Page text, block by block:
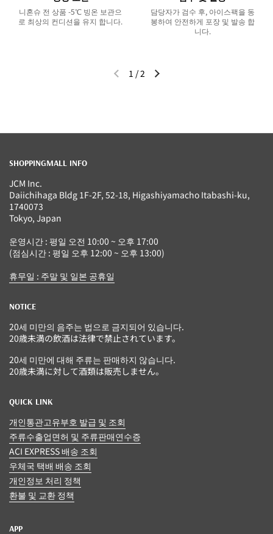
니혼슈 전 상품 -5℃ 빙온 보관으
로 최상의 컨디션을 유지 합니다.
담당자가 검수 후, 아이스팩을 동
봉하여 안전하게 포장 및 발송 합
니다.
이전 슬라이드다음 슬라이드
1 /2
SHOPPINGMALL INFO
JCM Inc.
Daiichihaga Bldg 1F-2F, 52-18, Higashiyamacho Itabashi-ku,
1740073
Tokyo, Japan
운영시간 : 평일 오전 10:00 ~ 오후 17:00
(점심시간 : 평일 오후 12:00 ~ 오후 13:00)
휴무일 : 주말 및 일본 공휴일
NOTICE
20세 미만의 음주는 법으로 금지되어 있습니다.
20歳未満の飲酒は法律で禁止されています。
20세 미만에 대해 주류는 판매하지 않습니다.
20歳未満に対して酒類は販売しません。
QUICK LINK
개인통관고유부호 발급 및 조회
주류수출업면허 및 주류판매연수증
ACI EXPRESS 배송 조회
우체국 택배 배송 조회
개인정보 처리 정책
환불 및 교환 정책
APP